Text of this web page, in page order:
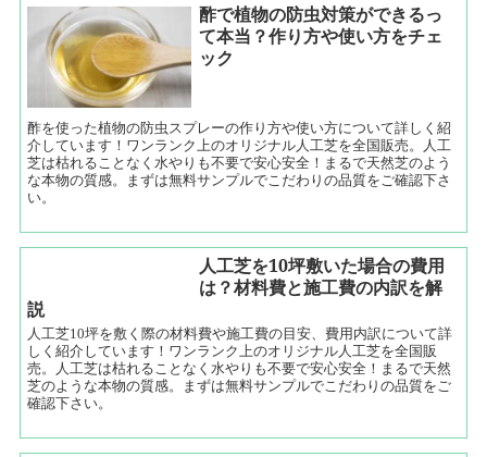
酢で植物の防虫対策ができるっ
て本当？作り方や使い方をチェ
ック
酢を使った植物の防虫スプレーの作り方や使い方について詳しく紹
介しています！ワンランク上のオリジナル人工芝を全国販売。人工
芝は枯れることなく水やりも不要で安心安全！まるで天然芝のよう
な本物の質感。まずは無料サンプルでこだわりの品質をご確認下さ
い。
人工芝を10坪敷いた場合の費用
は？材料費と施工費の内訳を解
説
人工芝10坪を敷く際の材料費や施工費の目安、費用内訳について詳
しく紹介しています！ワンランク上のオリジナル人工芝を全国販
売。人工芝は枯れることなく水やりも不要で安心安全！まるで天然
芝のような本物の質感。まずは無料サンプルでこだわりの品質をご
確認下さい。